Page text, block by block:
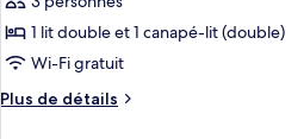
photos
pour
ce
type
de
1 lit double et 1 canapé-lit (double)
Wi-Fi gratuit
Plus de détails
Plus